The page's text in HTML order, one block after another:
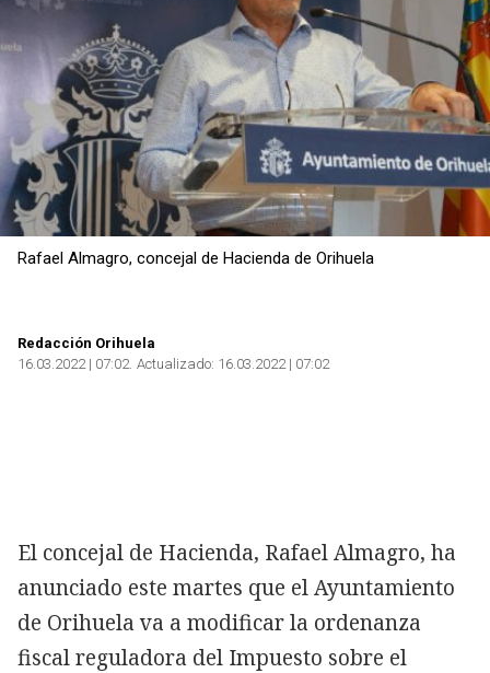
Rafael Almagro, concejal de Hacienda de Orihuela
Redacción Orihuela
16.03.2022 | 07:02 Actualizado: 16.03.2022 | 07:02
El concejal de Hacienda, Rafael Almagro, ha
anunciado este martes que el Ayuntamiento
de Orihuela va a modificar la ordenanza
fiscal reguladora del Impuesto sobre el